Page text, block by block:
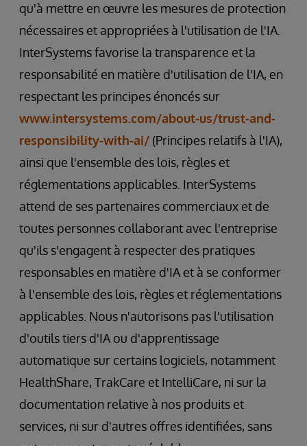
qu'à mettre en œuvre les mesures de protection
nécessaires et appropriées à l'utilisation de l'IA.
InterSystems favorise la transparence et la
responsabilité en matière d'utilisation de l'IA, en
respectant les principes énoncés sur
www.intersystems.com/about-us/trust-and-
responsibility-with-ai/ (Principes relatifs à l'IA),
ainsi que l'ensemble des lois, règles et
réglementations applicables. InterSystems
attend de ses partenaires commerciaux et de
toutes personnes collaborant avec l'entreprise
qu'ils s'engagent à respecter des pratiques
responsables en matière d'IA et à se conformer
à l'ensemble des lois, règles et réglementations
applicables. Nous n'autorisons pas l'utilisation
d'outils tiers d'IA ou d'apprentissage
automatique sur certains logiciels, notamment
HealthShare, TrakCare et IntelliCare, ni sur la
documentation relative à nos produits et
services, ni sur d'autres offres identifiées, sans